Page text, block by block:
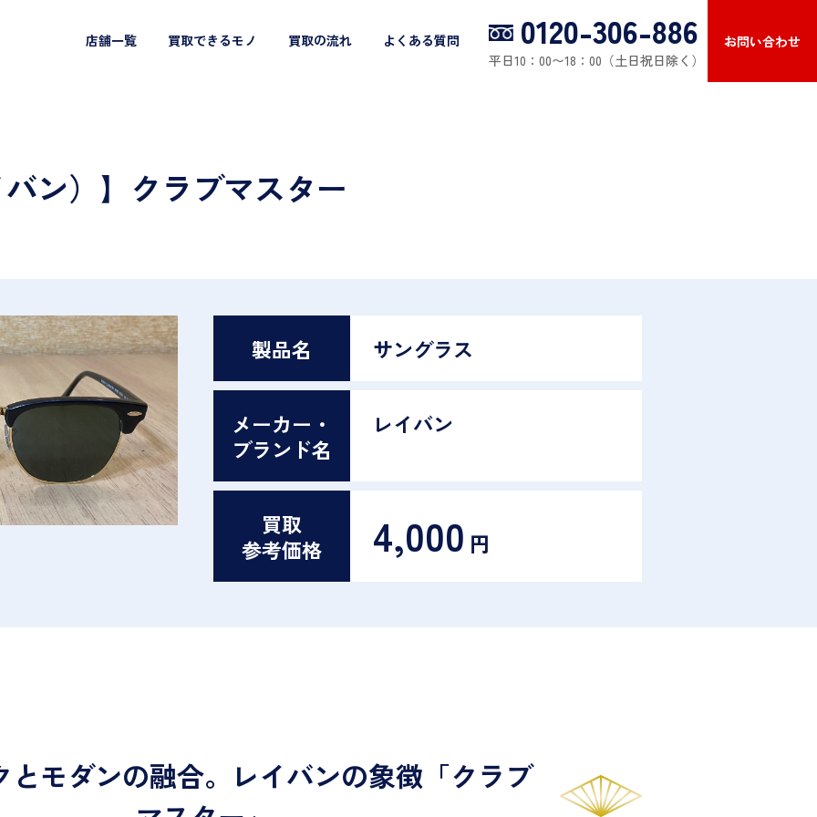
店舗一覧 買取できるモノ 買取の流れ よくある質問 0120-306-886
平日10：00〜18：00（土日祝日除く）
お問い合わせ
ン）】クラブマスター
製品名 サングラス
メーカー・
ブランド名
レイバン
買取
参考価格
4,000 円
とモダンの融合。レイバンの象徴「クラブ